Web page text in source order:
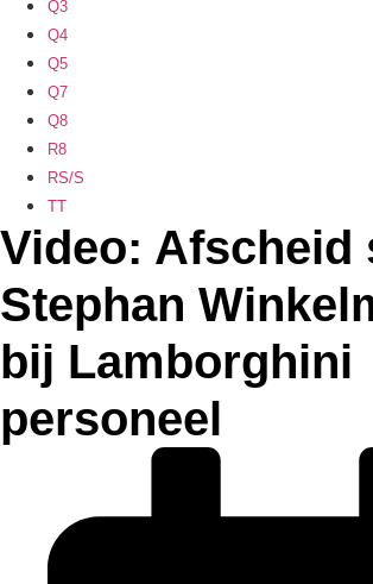
Q3
Q4
Q5
Q7
Q8
R8
RS/S
TT
Video: Afscheid
Stephan
bij Lamborghini
personeel